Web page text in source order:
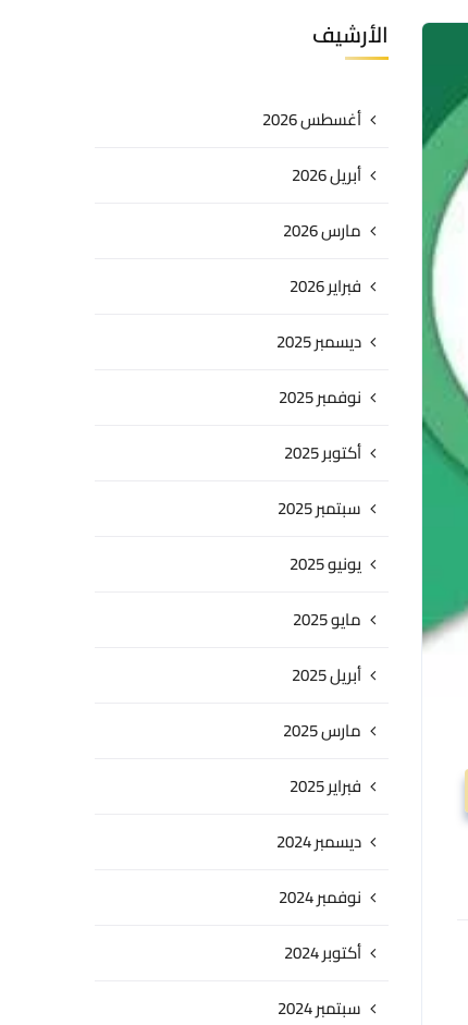
الأرشيف
أغسطس 2026
أبريل 2026
مارس 2026
فبراير 2026
ديسمبر 2025
نوفمبر 2025
أكتوبر 2025
سبتمبر 2025
يونيو 2025
مايو 2025
أبريل 2025
مارس 2025
فبراير 2025
ديسمبر 2024
نوفمبر 2024
أكتوبر 2024
سبتمبر 2024